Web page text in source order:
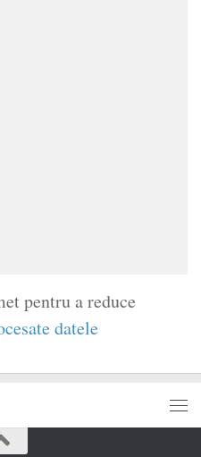
pentru a reduce
datele